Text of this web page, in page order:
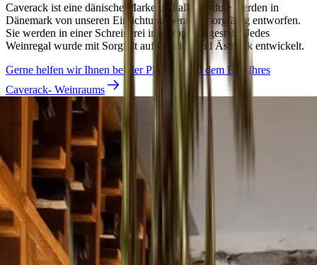
Caverack ist eine dänische Marke und alle Module werden in
Dänemark von unseren Einrichtungsberatern sorgfältig entworfen.
Sie werden in einer Schreinerei in Europa hergestellt. Jedes
Weinregal wurde mit Sorgfalt auf Qualität und Ästhetik entwickelt.
Gerne helfen wir Ihnen bei der Planung und dem Bau Ihres
Caverack- Weinraums